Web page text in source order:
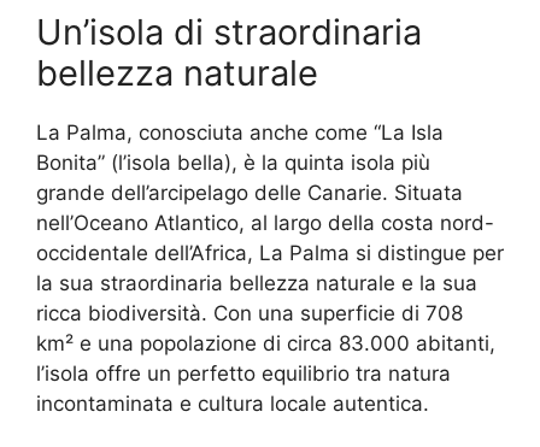
Un’isola di straordinaria
bellezza naturale
La Palma, conosciuta anche come “La Isla
Bonita” (l’isola bella), è la quinta isola più
grande dell’arcipelago delle Canarie. Situata
nell’Oceano Atlantico, al largo della costa nord-
occidentale dell’Africa, La Palma si distingue per
la sua straordinaria bellezza naturale e la sua
ricca biodiversità. Con una superficie di 708
km² e una popolazione di circa 83.000 abitanti,
l’isola offre un perfetto equilibrio tra natura
incontaminata e cultura locale autentica.